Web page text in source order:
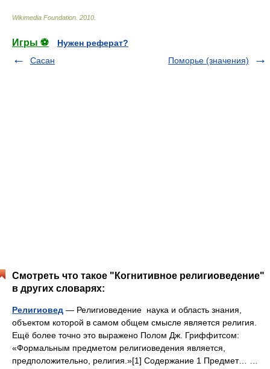
Wikimedia Foundation 2010
Игры ⚽
Нужен реферат?
Сасан
Поморье (значения)
Смотреть что такое "Когнитивное религиоведение"
в других словарях:
Религиовед — Религиоведение наука и область знания,
объектом которой в самом общем смысле является религия.
Ещё более точно это выражено Полом Дж. Гриффитсом:
«Формальным предметом религиоведения является,
предположительно, религия.»[1] Содержание 1 Предмет… …